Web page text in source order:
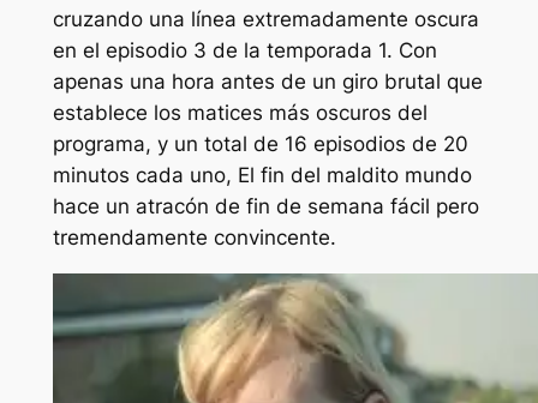
cruzando una línea extremadamente oscura
en el episodio 3 de la temporada 1. Con
apenas una hora antes de un giro brutal que
establece los matices más oscuros del
programa, y ​​un total de 16 episodios de 20
minutos cada uno, El fin del maldito mundo
hace un atracón de fin de semana fácil pero
tremendamente convincente.